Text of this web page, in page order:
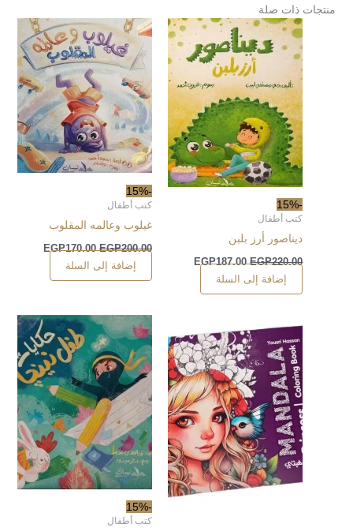
منتجات ذات صلة
-15%
كتب أطفال
ديناصور أرز بلبن
EGP220.00
EGP187.00
إضافة إلى السلة
-15%
كتب أطفال
غيلوب وعالمه المقلوب
EGP200.00
EGP170.00
إضافة إلى السلة
-15%
كتب أطفال